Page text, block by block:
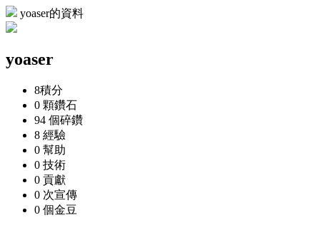
yoaser的資料
yoaser
8積分
0 顆鑽石
94 個碎鑽
8 經驗
0 幫助
0 技術
0 貢獻
0 次宣傳
0 個金豆